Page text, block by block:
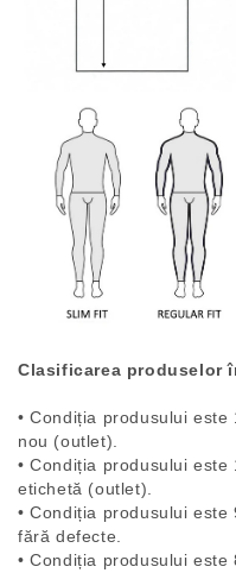
Clasificarea produselor
• Condiția produsului
nou (outlet).
• Condiția produsului
etichetă (outlet).
• Condiția produsului
fără defecte.
• Condiția produsului